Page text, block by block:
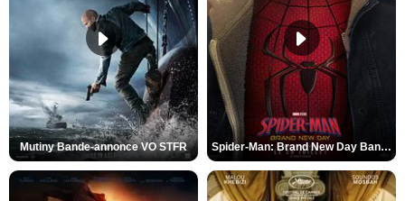
Mutiny Bande-annonce VO STFR Spider-Man: Brand New Day Bande-annonce VO STFR